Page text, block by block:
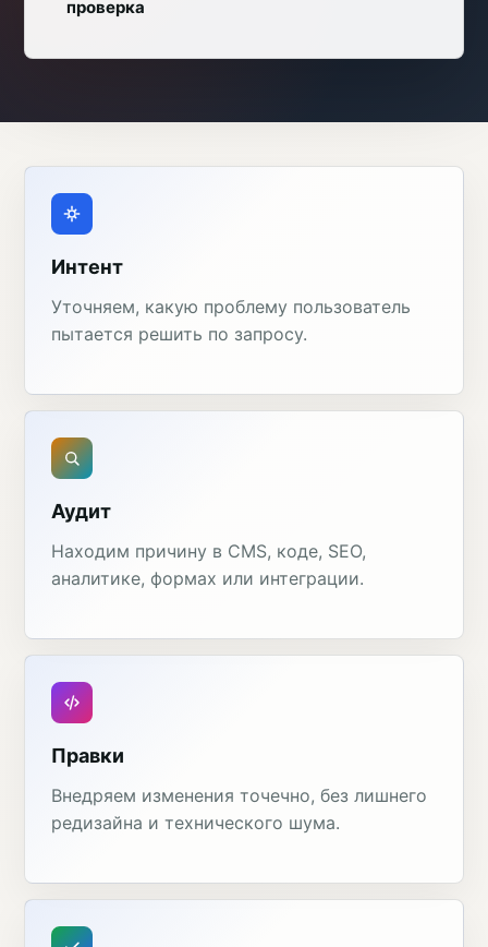
проверка
Интент
Уточняем, какую проблему пользователь
пытается решить по запросу.
Аудит
Находим причину в CMS, коде, SEO,
аналитике, формах или интеграции.
Правки
Внедряем изменения точечно, без лишнего
редизайна и технического шума.